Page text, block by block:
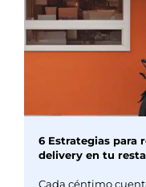
6 Estrategias para
delivery en tu
Cada céntimo